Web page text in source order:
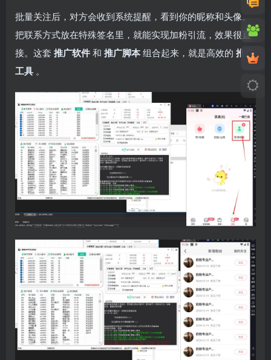
批量关注后，对方会收到系统提醒，看到你的昵称和头像。
把联系方式放在特殊签名里，就能实现加粉引流，效果很直
接。这套 推广软件和 推广脚本组合起来，就是高效的 推广
工具 。